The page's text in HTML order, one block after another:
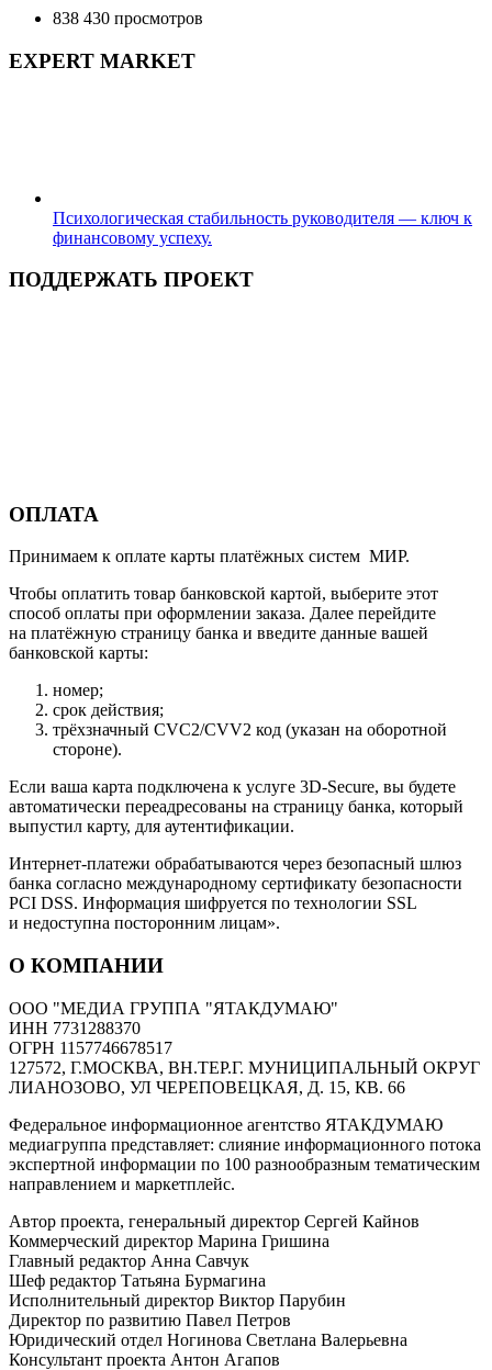
838 430 просмотров
EXPERT MARKET
Психологическая стабильность руководителя — ключ к
финансовому успеху.
ПОДДЕРЖАТЬ ПРОЕКТ
ОПЛАТА
Принимаем к оплате карты платёжных систем МИР.
Чтобы оплатить товар банковской картой, выберите этот
способ оплаты при оформлении заказа. Далее перейдите
на платёжную страницу банка и введите данные вашей
банковской карты:
номер;
срок действия;
трёхзначный CVC2/CVV2 код (указан на оборотной
стороне).
Если ваша карта подключена к услуге 3D-Secure, вы будете
автоматически переадресованы на страницу банка, который
выпустил карту, для аутентификации.
Интернет-платежи обрабатываются через безопасный шлюз
банка согласно международному сертификату безопасности
PCI DSS. Информация шифруется по технологии SSL
и недоступна посторонним лицам».
О КОМПАНИИ
ООО "МЕДИА ГРУППА "ЯТАКДУМАЮ"
ИНН 7731288370
ОГРН 1157746678517
127572, Г.МОСКВА, ВН.ТЕР.Г. МУНИЦИПАЛЬНЫЙ ОКРУГ
ЛИАНОЗОВО, УЛ ЧЕРЕПОВЕЦКАЯ, Д. 15, КВ. 66
Федеральное информационное агентство ЯТАКДУМАЮ
медиагруппа представляет: слияние информационного потока
экспертной информации по 100 разнообразным тематическим
направлением и маркетплейс.
Автор проекта, генеральный директор Сергей Кайнов
Коммерческий директор Марина Гришина
Главный редактор Анна Савчук
Шеф редактор Татьяна Бурмагина
Исполнительный директор Виктор Парубин
Директор по развитию Павел Петров
Юридический отдел Ногинова Светлана Валерьевна
Консультант проекта Антон Агапов